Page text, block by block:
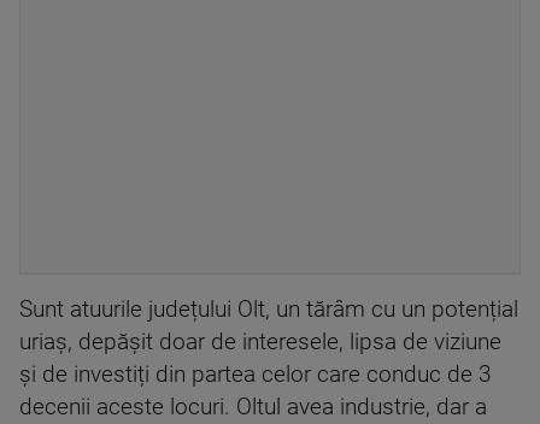
Sunt atuurile județului Olt, un tărâm cu un potențial
uriaș, depășit doar de interesele, lipsa de viziune
și de investiți din partea celor care conduc de 3
decenii aceste locuri. Oltul avea industrie, dar a